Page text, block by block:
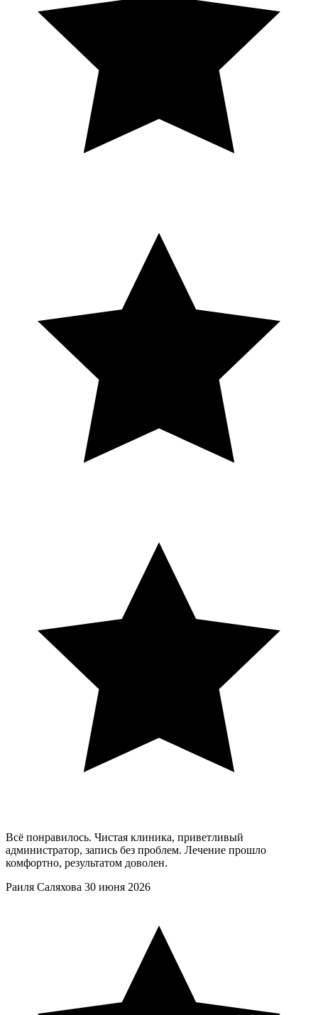
Всё понравилось. Чистая клиника, приветливый
администратор, запись без проблем. Лечение прошло
комфортно, результатом доволен.
Раиля Саляхова 30 июня 2026